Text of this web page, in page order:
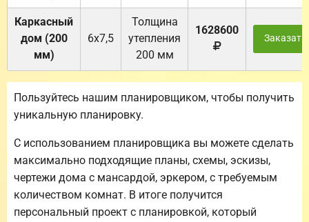
Каркасный
дом (200
мм)
6х7,5
Толщина
утепления
200 мм
1628600
Заказать
Пользуйтесь нашим планировщиком, чтобы получить
уникальную планировку.
С использованием планировщика вы можете сделать
максимально подходящие планы, схемы, эскизы,
чертежи дома с мансардой, эркером, с требуемым
количеством комнат. В итоге получится
персональный проект с планировкой, который